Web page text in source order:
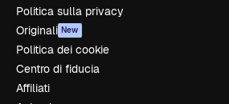
Politica sulla privacy
Originali New
Politica dei cookie
Centro di fiducia
Affiliati